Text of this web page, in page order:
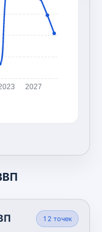
2027
12 точек